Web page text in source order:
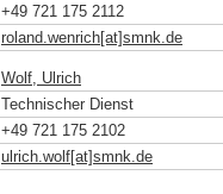
+49 721 175 2112
roland.wenrich[at]smnk de
Wolf, Ulrich
Technischer Dienst
+49 721 175 2102
ulrich.wolf[at]smnk.de